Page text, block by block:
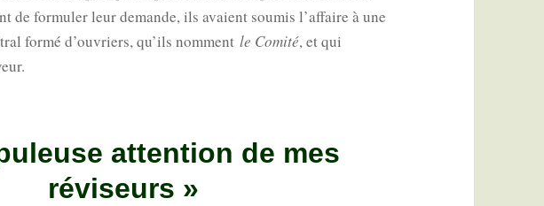
de for­mu­ler leur demande, ils avaient sou­mis l’affaire à une
for­mé d’ouvriers, qu’ils nomment le Comi­té, et qui
attention de mes
réviseurs »